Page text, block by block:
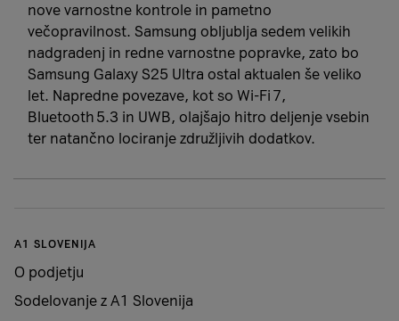
nove varnostne kontrole in pametno
večopravilnost. Samsung obljublja sedem velikih
nadgradenj in redne varnostne popravke, zato bo
Samsung Galaxy S25 Ultra ostal aktualen še veliko
let. Napredne povezave, kot so Wi‑Fi 7,
Bluetooth 5.3 in UWB, olajšajo hitro deljenje vsebin
ter natančno lociranje združljivih dodatkov.
A1 SLOVENIJA
O podjetju
Sodelovanje z A1 Slovenija